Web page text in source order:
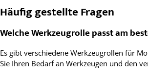
Häufig gestellte Fragen
Welche Werkzeugrolle passt am
Es gibt verschiedene Werkzeugrollen für
Sie Ihren Bedarf an Werkzeugen und den